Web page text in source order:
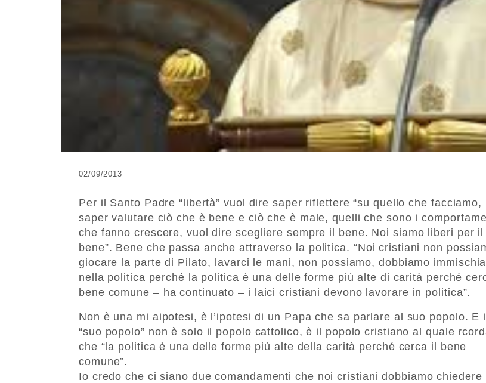
02/09/2013
Per il Santo Padre “libertà” vuol dire saper riflettere “su quello che facciamo,
saper valutare ciò che è bene e ciò che è male, quelli che sono i
che fanno crescere, vuol dire scegliere sempre il bene. Noi siamo liberi per il
bene”. Bene che passa anche attraverso la politica. “Noi cristiani non
giocare la parte di Pilato, lavarci le mani, non possiamo, dobbiamo
nella politica perché la politica è una delle forme più alte di carità perché
bene comune – ha continuato – i laici cristiani devono lavorare in politica”.
Non è una mi aipotesi, è l’ipotesi di un Papa che sa parlare al suo popolo. E
“suo popolo” non è solo il popolo cattolico, è il popolo cristiano al quale
che “la politica è una delle forme più alte della carità perché cerca il bene
comune”.
Io credo che ci siano due comandamenti che noi cristiani dobbiamo chiedere